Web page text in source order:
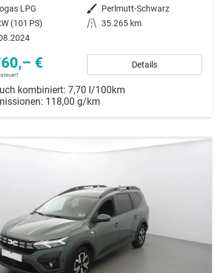
LPG Außenfarbe Perlmutt-Schwarz
(101 PS) Kilometerstand 35.265 km
€ Details
kombiniert: 7,70 l/100km
118,00 g/km